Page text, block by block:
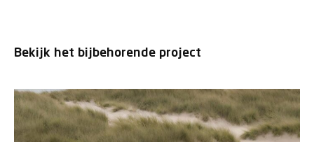
Bekijk het bijbehorende project